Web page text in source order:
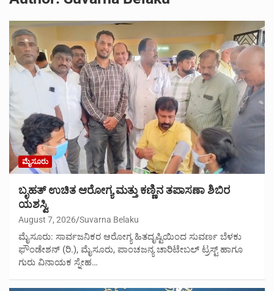
ಮೈಸೂರು
ಬೃಹತ್ ಉಚಿತ ಆರೋಗ್ಯ ಮತ್ತು ಕಣ್ಣಿನ ತಪಾಸಣಾ ಶಿಬಿರ
ಯಶಸ್ವಿ
August 7, 2026 Suvarna Belaku
ಮೈಸೂರು: ಸಾರ್ವಜನಿಕರ ಆರೋಗ್ಯ ಹಿತದೃಷ್ಟಿಯಿಂದ ಸುವರ್ಣ ಬೆಳಕು
ಫೌಂಡೇಶನ್ (ರಿ.), ಮೈಸೂರು, ಪಾಂಚಜನ್ಯ ಚಾರಿಟೇಬಲ್ ಟ್ರಸ್ಟ್ ಹಾಗೂ
ಗುರು ವಿನಾಯಕ ಸ್ನೇಹ…